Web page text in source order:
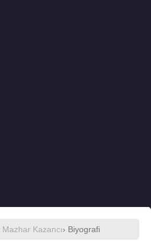
Mazhar Kazancı› Biyografi